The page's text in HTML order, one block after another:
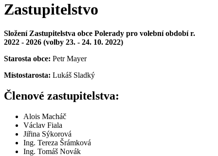
Zastupitelstvo
Složení Zastupitelstva obce Polerady pro volební období r.
2022 - 2026 (volby 23. - 24. 10. 2022)
Starosta obce: Petr Mayer
Místostarosta: Lukáš Sladký
Členové zastupitelstva:
Alois Macháč
Václav Fiala
Jiřina Sýkorová
Ing. Tereza Šrámková
Ing. Tomáš Novák